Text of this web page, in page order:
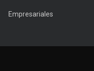
Empresariales